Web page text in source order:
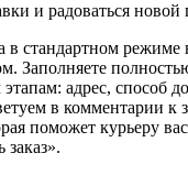
и радоваться новой
в стандартном режиме
Заполняете
адрес, способ
в комментарии к
поможет курьеру